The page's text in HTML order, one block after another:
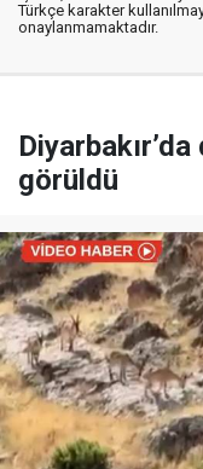
Türkçe karakter
onaylanmamaktadır.
görüldü